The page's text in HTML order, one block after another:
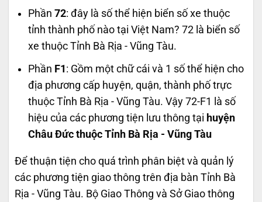
Phần 72: đây là số thể hiện biển số xe thuộc
tỉnh thành phố nào tại Việt Nam? 72 là biển số
xe thuộc Tỉnh Bà Rịa - Vũng Tàu.
Phần F1 : Gồm một chữ cái và 1 số thể hiện cho
địa phương cấp huyện, quận, thành phố trực
thuộc Tỉnh Bà Rịa - Vũng Tàu. Vậy 72-F1 là số
hiệu của các phương tiện lưu thông tại huyện
Châu Đức thuộc Tỉnh Bà Rịa - Vũng Tàu
Để thuận tiện cho quá trình phân biệt và quản lý
các phương tiện giao thông trên địa bàn Tỉnh Bà
Rịa - Vũng Tàu. Bộ Giao Thông và Sở Giao thông